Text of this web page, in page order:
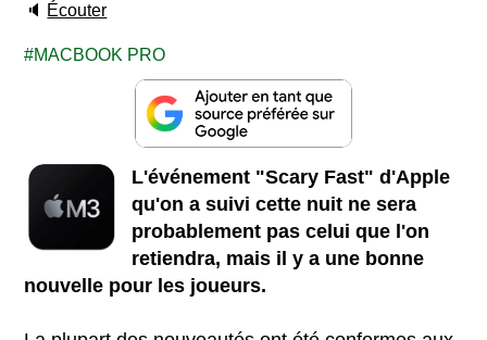
🔈 Écouter
MACBOOK PRO
L'événement "Scary Fast" d'Apple
qu'on a suivi cette nuit ne sera
probablement pas celui que l'on
retiendra, mais il y a une bonne
nouvelle pour les joueurs.